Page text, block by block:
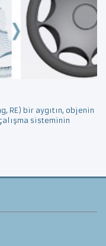
RE) bir aygıtın, objenin
sisteminin